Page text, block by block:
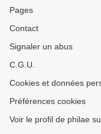
Pages
Contact
Signaler un abus
C.G.U.
Cookies et données
Préférences cookies
Voir le profil de philae